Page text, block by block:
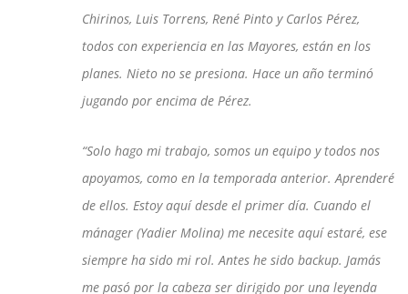
Chirinos, Luis Torrens, René Pinto y Carlos Pérez,
todos con experiencia en las Mayores, están en los
planes. Nieto no se presiona. Hace un año terminó
jugando por encima de Pérez.
“Solo hago mi trabajo, somos un equipo y todos nos
apoyamos, como en la temporada anterior. Aprenderé
de ellos. Estoy aquí desde el primer día. Cuando el
mánager (Yadier Molina) me necesite aquí estaré, ese
siempre ha sido mi rol. Antes he sido backup. Jamás
me pasó por la cabeza ser dirigido por una leyenda